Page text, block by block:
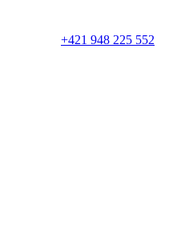
+421 948 225 552